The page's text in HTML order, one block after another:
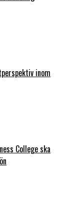
inom
College ska